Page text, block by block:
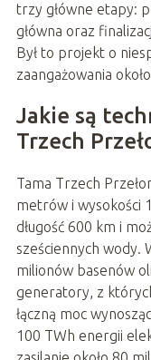
trzy główne etapy:
główna oraz
Był to projekt o
zaangażowania
Jakie są
Trzech
Tama Trzech
metrów i wysokości
długość 600 km i
sześciennych wody.
milionów basenów
generatory, z
łączną moc
100 TWh energii